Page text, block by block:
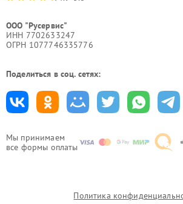
Мы принимаем
все формы оплаты
ООО "Русервис"
ИНН 7702633247
ОГРН 1077746335776
Поделиться в соц. сетях:
Политика